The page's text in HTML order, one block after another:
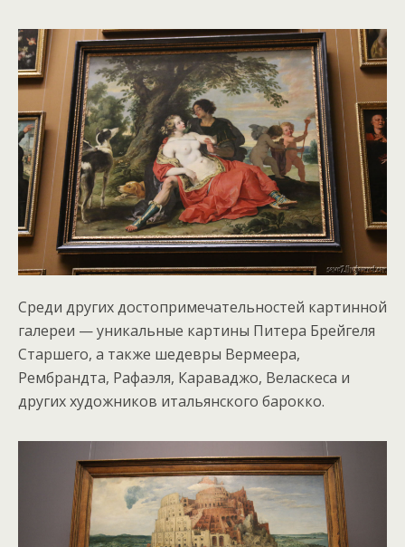
Среди других достопримечательностей картинной
галереи — уникальные картины Питера Брейгеля
Старшего, а также шедевры Вермеера,
Рембрандта, Рафаэля, Караваджо, Веласкеса и
других художников итальянского барокко.